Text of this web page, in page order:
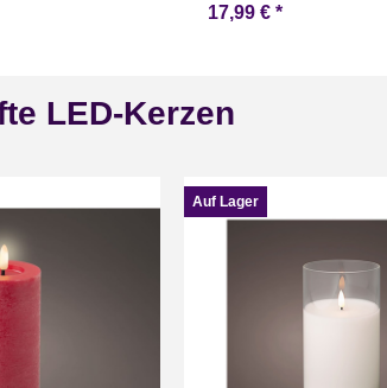
17,99 € *
LED-Kerzen
Auf Lager